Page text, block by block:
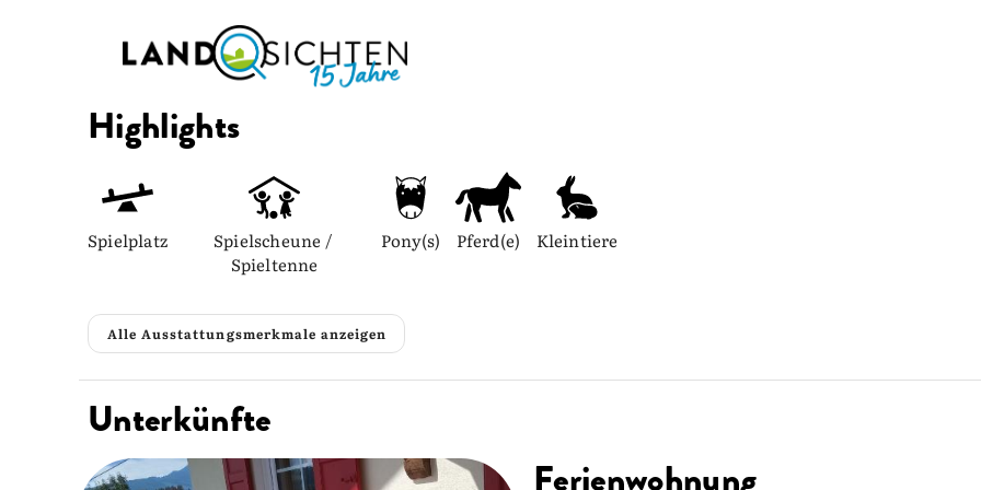
Highlights
Spielplatz
Spielscheune /
Spieltenne
Pony(s) Pferd(e) Kleintiere
Alle Ausstattungsmerkmale anzeigen
Unterkünfte
Ferienwohnung